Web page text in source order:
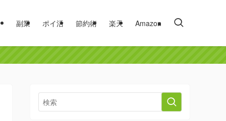
副業 ポイ活 節約術 楽天 Amazon